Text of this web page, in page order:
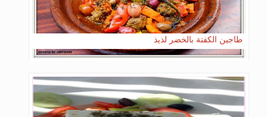
طاجين الكفتة بالخضر لذيذ